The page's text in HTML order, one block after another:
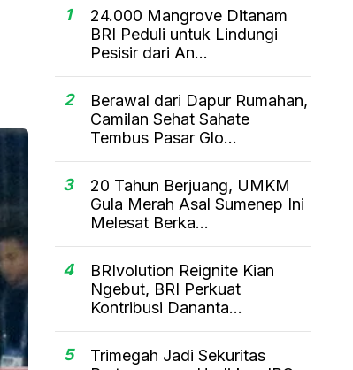
1
24.000 Mangrove Ditanam
BRI Peduli untuk Lindungi
Pesisir dari An...
2
Berawal dari Dapur Rumahan,
Camilan Sehat Sahate
Tembus Pasar Glo...
3
20 Tahun Berjuang, UMKM
Gula Merah Asal Sumenep Ini
Melesat Berka...
4
BRIvolution Reignite Kian
Ngebut, BRI Perkuat
Kontribusi Dananta...
5
Trimegah Jadi Sekuritas